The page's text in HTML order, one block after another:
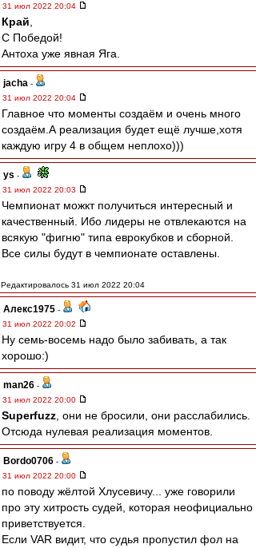
31 июл 2022 20:04
Край
С Победой!
Антоха уже явная Яга.
jacha -
31 июл 2022 20:04
Главное что моменты создаём и очень много
создаём.А реализация будет ещё лучше,хотя
каждую игру 4 в общем неплохо)))
ys -
31 июл 2022 20:03
Чемпионат можкт получиться интересный и
качественный. Ибо лидеры не отвлекаются на
всякую "фигню" типа еврокубков и сборной.
Все силы будут в чемпионате оставлены.
Редактировалось 31 июл 2022 20:04
Алекс1975 -
31 июл 2022 20:02
Ну семь-восемь надо было забивать, а так
хорошо:)
man26 -
31 июл 2022 20:00
Superfuzz , они не бросили, они расслабились.
Отсюда нулевая реализация моментов.
Bordo0706 -
31 июл 2022 20:00
по поводу жёлтой Хлусевичу... уже говорили
про эту хитрость судей, которая неофициально
приветствуется.
Если VAR видит, что судья пропустил фол на